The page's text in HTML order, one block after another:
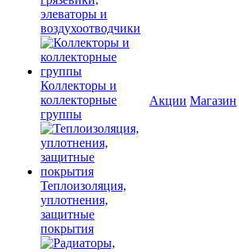
элеваторы и
воздухоотводчики
Коллекторы и
коллекторные
группы
Теплоизоляция,
уплотнения,
защитные
покрытия
Акции Магазин